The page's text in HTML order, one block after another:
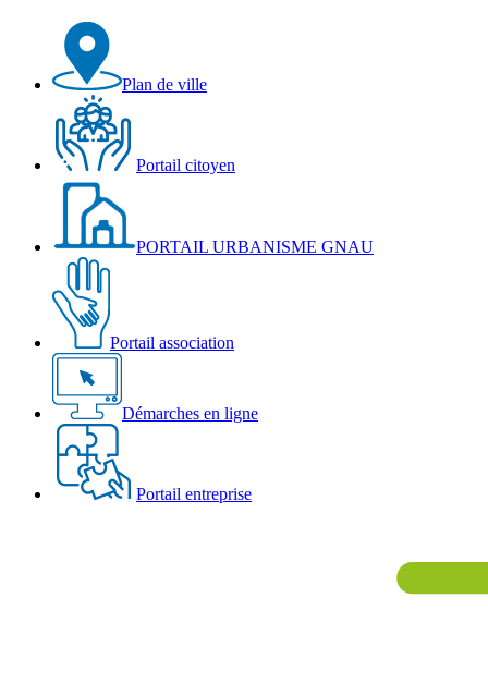
Plan de ville
Portail citoyen
PORTAIL URBANISME GNAU
Portail association
Démarches en ligne
Portail entreprise